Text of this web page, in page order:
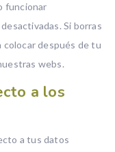
funcionar
Si borras
colocar después de tu
webs.
a los
a tus datos